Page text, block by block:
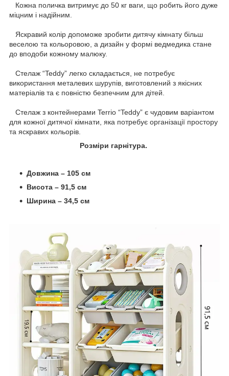
Кожна поличка витримує до 50 кг ваги, що робить його дуже
міцним і надійним.
Яскравий колір допоможе зробити дитячу кімнату більш
веселою та кольоровою, а дизайн у формі ведмедика стане
до вподоби кожному малюку.
Стелаж “Teddy” легко складається, не потребує
використання металевих шурупів, виготовлений з якісних
матеріалів та є повністю безпечним для дітей.
Cтелаж з контейнерами Terrio “Teddy” є чудовим варіантом
для кожної дитячої кімнати, яка потребує організації простору
та яскравих кольорів.
Розміри гарнітура.
Довжина – 105 см
Висота – 91,5 см
Ширина – 34,5 см